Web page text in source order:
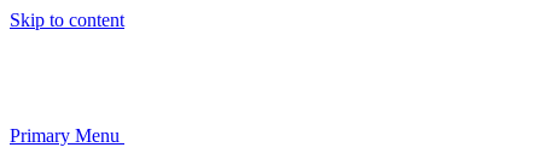
Skip to content
Primary Menu